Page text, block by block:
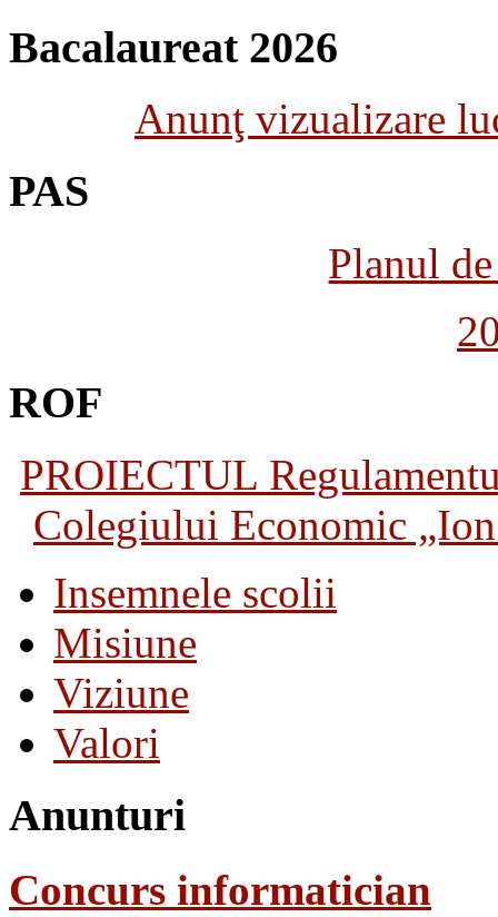
Bacalaureat 2026
Anunţ vizualizare
PAS
Planul
ROF
PROIECTUL
Colegiului Economic
Insemnele scolii
Misiune
Viziune
Valori
Anunturi
Concurs informatician